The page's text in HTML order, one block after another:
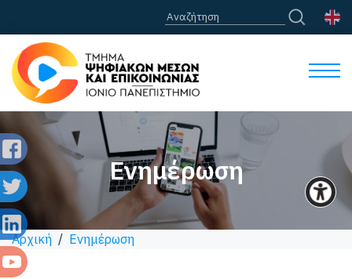
Ενημέρωση
Αρχική / Ενημέρωση